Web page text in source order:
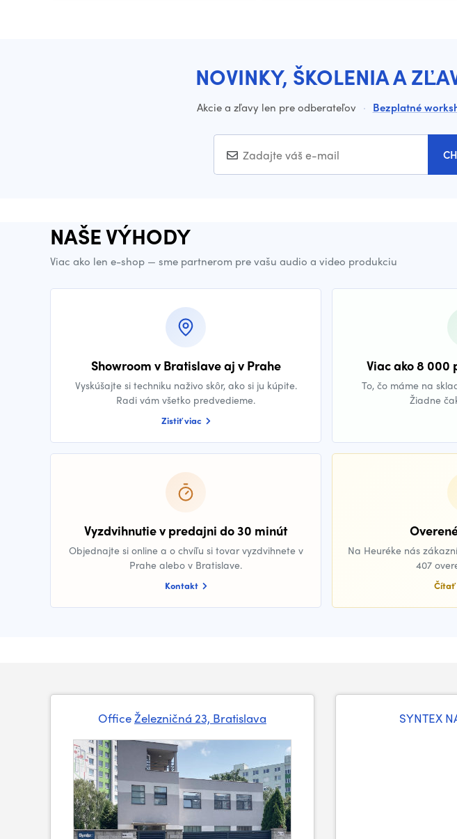
NOVINKY, ŠKOLENIA A
Akcie a zľavy len pre odberateľov · Bezplatné
NAŠE VÝHODY
Viac ako len e-shop — sme partnerom pre vašu audio a video produkciu
Showroom v Bratislave aj v Prahe
Vyskúšajte si techniku naživo skôr, ako si ju kúpite.
Radi vám všetko predvedieme.
Zistiť viac
Viac ako 8 000
To, čo máme na
Žiadne
Vyzdvihnutie v predajni do 30 minút
Objednajte si online a o chvíľu si tovar vyzdvihnete v
Prahe alebo v Bratislave.
Kontakt
Na Heuréke nás
407
Čítať
OfficeŽelezničná 23, Bratislava SYNTEX